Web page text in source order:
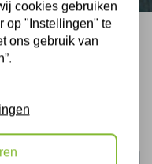
cookies gebruiken
op "Instellingen" te
ons gebruik van